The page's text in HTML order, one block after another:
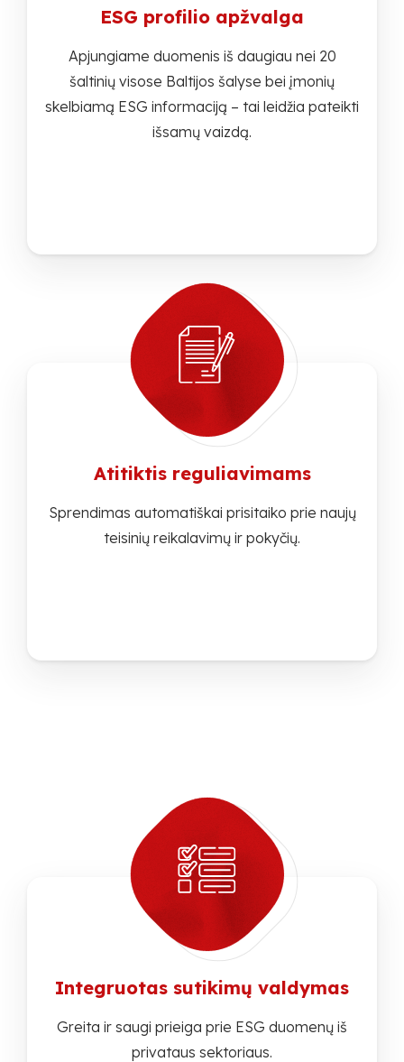
ESG profilio apžvalga
Apjungiame duomenis iš daugiau nei 20
šaltinių visose Baltijos šalyse bei įmonių
skelbiamą ESG informaciją – tai leidžia pateikti
išsamų vaizdą.
Atitiktis reguliavimams
Sprendimas automatiškai prisitaiko prie naujų
teisinių reikalavimų ir pokyčių.
Integruotas sutikimų valdymas
Greita ir saugi prieiga prie ESG duomenų iš
privataus sektoriaus.